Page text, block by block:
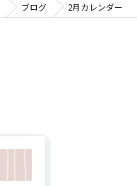
ブログ 2月カレンダー